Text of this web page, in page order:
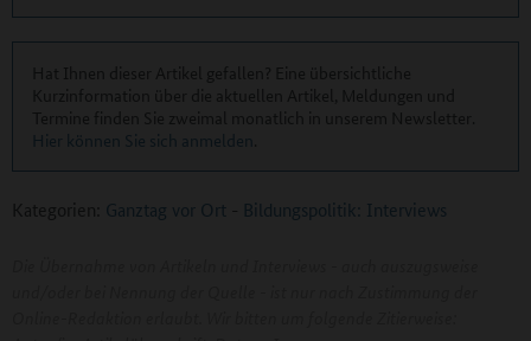
Hier können Sie sich anmelden
Kategorien: Ganztag vor Ort - Bildungspolitik: Interviews